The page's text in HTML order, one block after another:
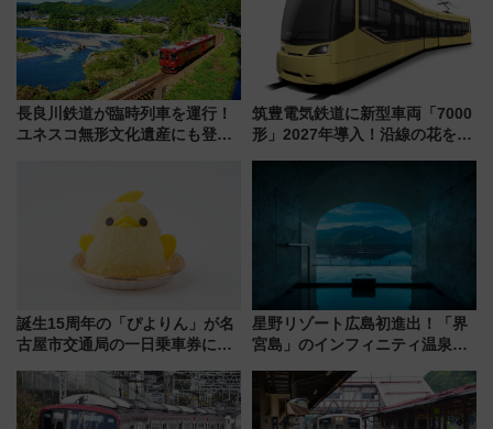
長良川鉄道が臨時列車を運行！
ユネスコ無形文化遺産にも登録
筑豊電気鉄道に新型車両「7000
形」2027年導入！沿線の花をイ
誕生15周年の「ぴよりん」が名
古屋市交通局の一日乗車券に！
定1万5000枚】
星野リゾート広島初進出！「界
宮島」のインフィニティ温泉と
宿泊料金・アクセスは？（2026
年7月23日開業）